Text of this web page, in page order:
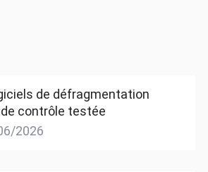
de défragmentation
contrôle testée
2026